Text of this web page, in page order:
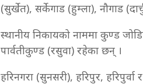
(सुर्खेत), सर्केगाड (हुम्ला), नौगाड
स्थानीय निकायको नाममा कुण्ड
पार्वतीकुण्ड (रसुवा) रहेका छन् ।
हरिनगरा (सुनसरी), हरिपुर, हरिपुर्वा